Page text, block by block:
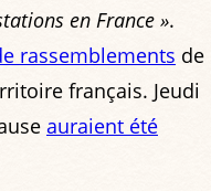
en France ».
rassemblements de
français. Jeudi
auraient été